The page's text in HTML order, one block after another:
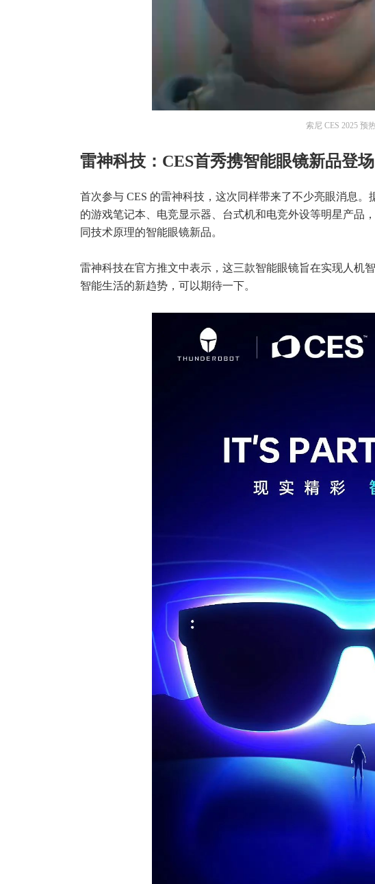
索尼 CES 2025 预
雷神科技：CES首秀携智能眼镜新品登场
首次参与 CES 的雷神科技，这次同样带来了不少亮眼消息
的游戏笔记本、电竞显示器、台式机和电竞外设等明星产品
同技术原理的智能眼镜新品。
雷神科技在官方推文中表示，这三款智能眼镜旨在实现人机
智能生活的新趋势，可以期待一下。